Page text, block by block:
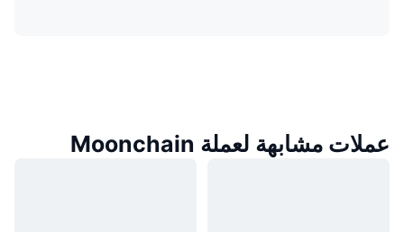
عملات مشابهة لعملة Moonchain